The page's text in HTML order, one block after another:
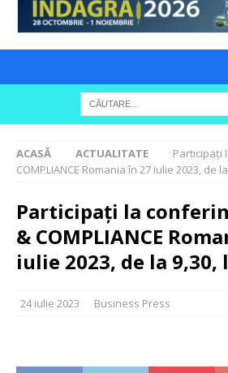
ACASĂ ACTUALITATE
Participați
COMPLIANCE Romania în 27 iulie 2023, de
Participați la
& COMPLIANCE
iulie 2023, de la 9,30,
24 iulie 2023 Business Press